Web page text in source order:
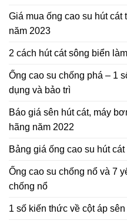
Giá mua ống cao su hút
năm 2023
2 cách hút cát sông biển
Ống cao su chống phá – 1
dụng và bảo trì
Báo giá sên hút cát, máy
hãng năm 2022
Bảng giá ống cao su hút
Ống cao su chống nổ và 7
chống nổ
1 số kiến thức về cột áp